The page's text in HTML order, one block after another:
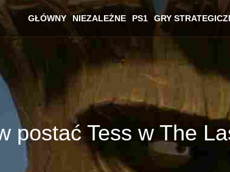
GŁÓWNY NIEZALEŻNE PS1 GRY
postać Tess w The